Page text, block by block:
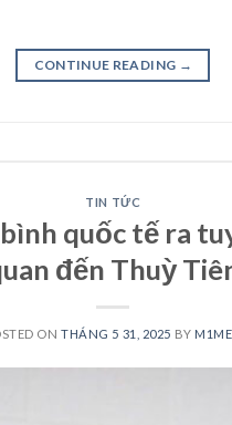
CONTINUE READING →
TIN TỨC
quốc tế ra
đến Thuỳ
ONTHÁNG 5 31, 2025 BY